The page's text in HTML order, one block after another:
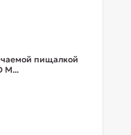
пищалкой
M...